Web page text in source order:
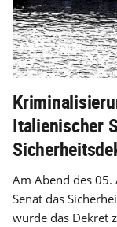
Italienischer
Am Abend des 05.
Senat das
wurde das Dekret